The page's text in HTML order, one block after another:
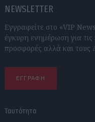
NEWSLETTER
Εγγραφείτε στο «VIP
έγκυρη ενημέρωση για τις
προσφορές αλλά και τους
ΕΓΓΡΑΦΗ
Ταυτότητα